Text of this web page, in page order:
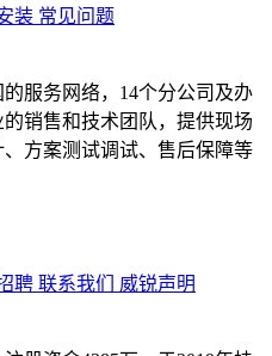
装 常见问题
服务网络，14个分公司及办
销售和技术团队，提供现场
方案测试调试、售后保障等
聘 联系我们
威锐声明